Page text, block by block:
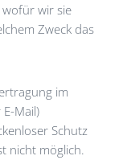
wir sie
Zweck das
im
Mail)
Schutz
nicht möglich.